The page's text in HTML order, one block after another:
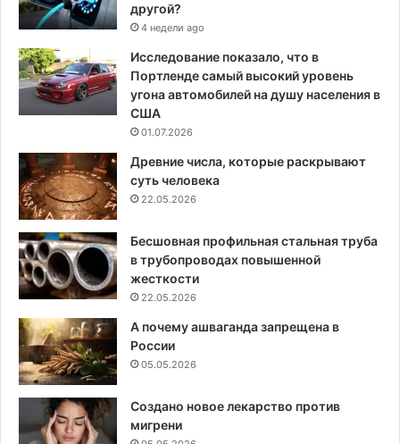
другой?
4 недели ago
Исследование показало, что в
Портленде самый высокий уровень
угона автомобилей на душу населения в
США
01.07.2026
Древние числа, которые раскрывают
суть человека
22.05.2026
Бесшовная профильная стальная труба
в трубопроводах повышенной
жесткости
22.05.2026
А почему ашваганда запрещена в
России
05.05.2026
Создано новое лекарство против
мигрени